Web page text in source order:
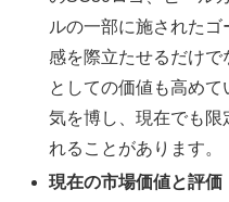
ルの一部に施された
感を際立たせるだけで
としての価値も高めて
気を博し、現在でも限
れることがあります。
現在の市場価値と評価